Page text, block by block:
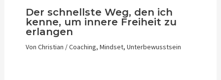
Der schnellste Weg, den ich
kenne, um innere Freiheit zu
erlangen
Von Christian /Coaching, Mindset, Unterbewusstsein